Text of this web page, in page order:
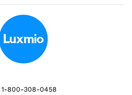
1-800-308-0458